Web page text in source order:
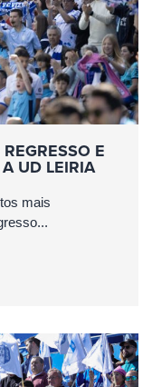
E
UD LEIRIA
mais